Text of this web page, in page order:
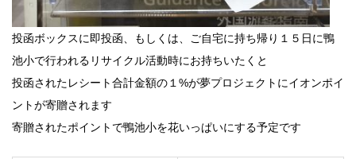
投函ボックスに即投函、もしくは、ご自宅に持ち帰り１５日に鴨
池小で行われるリサイクル活動時にお持ちいたくと
投函されたレシート合計金額の１%が夢プロジェクトにイオンポイ
ントが寄贈されます
寄贈されたポイントで鴨池小を花いっぱいにする予定です